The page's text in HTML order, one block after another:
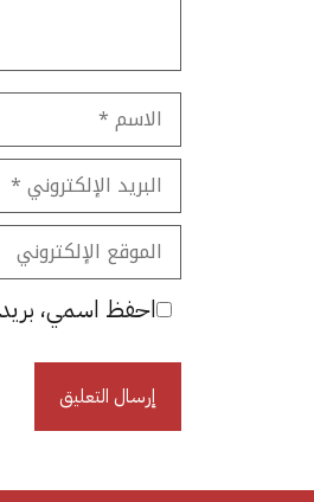
الاسم
البريد
الإلكتروني
الموقع
الإلكتروني
احفظ اسمي،